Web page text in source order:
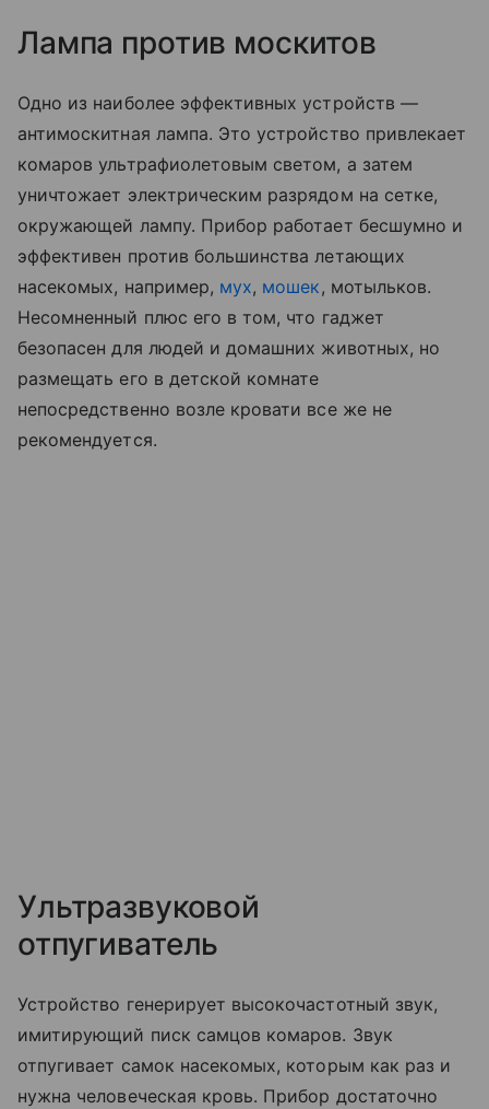
Лампа против москитов
Одно из наиболее эффективных устройств —
антимоскитная лампа. Это устройство привлекает
комаров ультрафиолетовым светом, а затем
уничтожает электрическим разрядом на сетке,
окружающей лампу. Прибор работает бесшумно и
эффективен против большинства летающих
насекомых, например, мух, мошек, мотыльков.
Несомненный плюс его в том, что гаджет
безопасен для людей и домашних животных, но
размещать его в детской комнате
непосредственно возле кровати все же не
рекомендуется.
Ультразвуковой
отпугиватель
Устройство генерирует высокочастотный звук,
имитирующий писк самцов комаров. Звук
отпугивает самок насекомых, которым как раз и
нужна человеческая кровь. Прибор достаточно